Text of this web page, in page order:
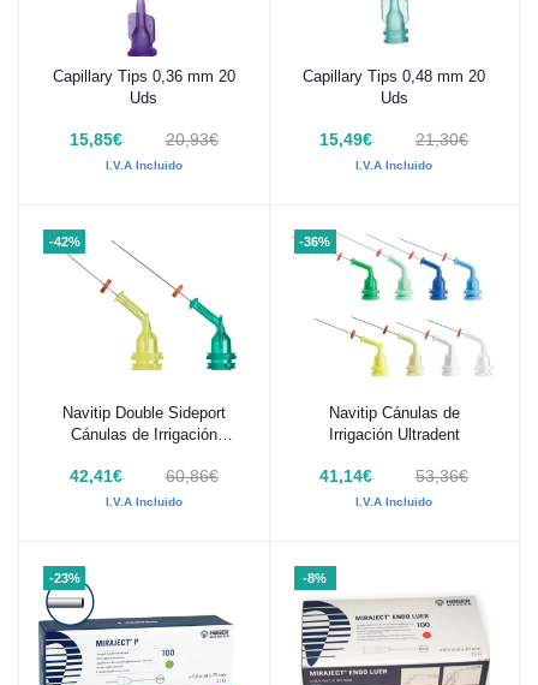
Añadir al carrito
Capillary Tips 0,36 mm 20
Uds
15,85€ 20,93€
I.V.A Incluido
Añadir al carrito
Capillary Tips 0,48 mm 20
Uds
15,49€ 21,30€
I.V.A Incluido
-42%
Añadir al carrito
Navitip Double Sideport
Cánulas de Irrigación
42,41€ 60,86€
I.V.A Incluido
-36%
Añadir al carrito
Navitip Cánulas de
Irrigación Ultradent
41,14€ 53,36€
I.V.A Incluido
-23% -8%